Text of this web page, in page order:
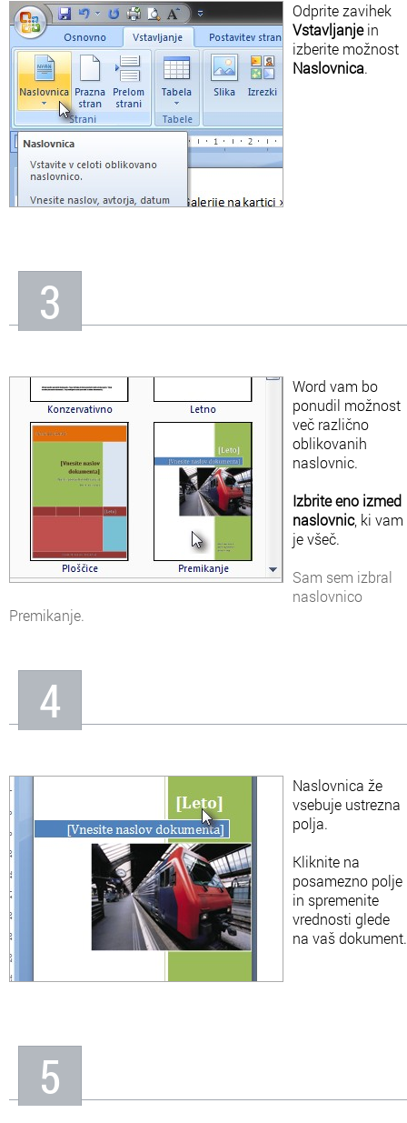
Odprite zavihek
Vstavljanjein
izberite možnost
Naslovnica.
3
Word vam bo
ponudil možnost
več različno
oblikovanih
naslovnic.
Izbrite eno izmed
naslovnic, ki vam
je všeč.
Sam sem izbral
naslovnico
Premikanje.
4
Naslovnica že
vsebuje ustrezna
polja.
Kliknite na
posamezno polje
in spremenite
vrednosti glede
na vaš dokument.
5